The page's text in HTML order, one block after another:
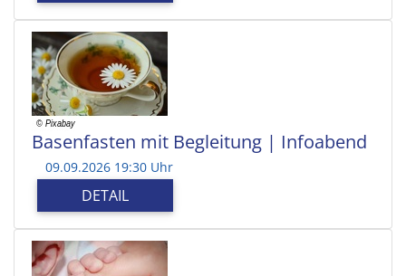
Basenfasten mit Begleitung | Infoabend
09.09.2026 19:30 Uhr
DETAIL